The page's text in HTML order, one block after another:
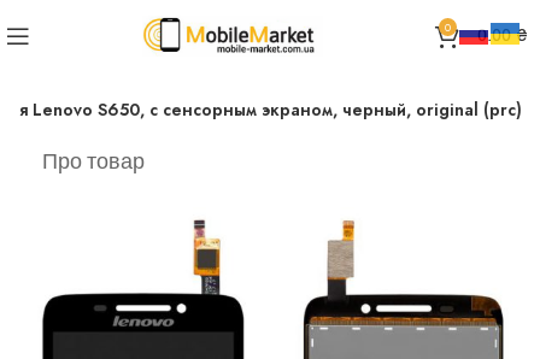
0 0.00₴
Lenovo S650, с сенсорным экраном, черный, original (prc)
Про товар